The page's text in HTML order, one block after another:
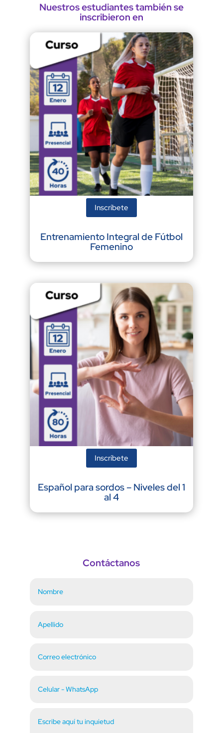
Nuestros estudiantes también se
inscribieron en
Inscríbete
Entrenamiento Integral de Fútbol
Femenino
Inscríbete
Español para sordos – Niveles del 1
al 4
Contáctanos